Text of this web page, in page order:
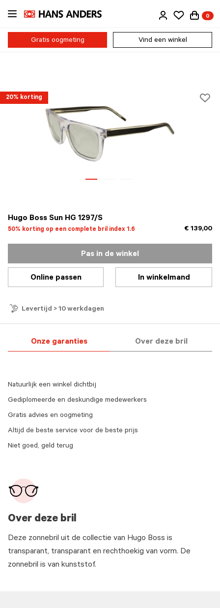
Ga
naar
inhoud
0
Gratis oogmeting Vind een winkel
20% korting
Hugo Boss Sun HG 1297/S
50% korting op een complete bril index 1.6 € 139,00
Pas in de winkel
Online passen In winkelmand
Levertijd > 10 werkdagen
Onze garanties Over deze bril
Over deze bril
Deze zonnebril uit de collectie van Hugo Boss is
transparant, transparant en rechthoekig van vorm. De
zonnebril is van kunststof.
Natuurlijk een winkel dichtbij
Gediplomeerde en deskundige medewerkers
Gratis advies en oogmeting
Altijd de beste service voor de beste prijs
Niet goed, geld terug